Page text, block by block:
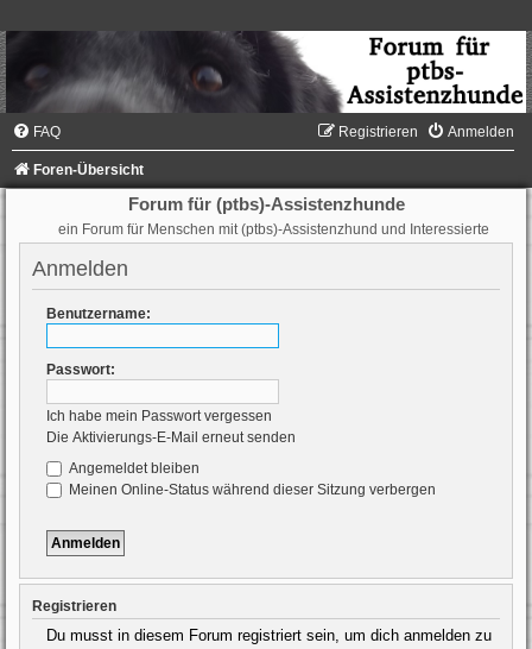
FAQ Anmelden
Registrieren
Foren-Übersicht
Forum für (ptbs)-Assistenzhunde
ein Forum für Menschen mit (ptbs)-Assistenzhund und Interessierte
Anmelden
Benutzername:
Passwort:
Ich habe mein Passwort vergessen
Die Aktivierungs-E-Mail erneut senden
Angemeldet bleiben
Meinen Online-Status während dieser Sitzung verbergen
Registrieren
Du musst in diesem Forum registriert sein, um dich anmelden zu